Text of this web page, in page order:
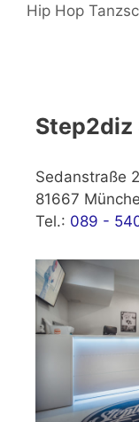
Hip Hop
Step2diz
Sedanstraße
81667
Tel.: 089 -